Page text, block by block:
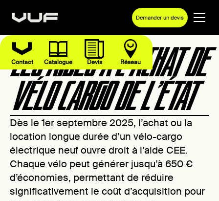
Demander un devis
Contact Catalogue Devis Réseau
LES AIDES À L'ACHAT DE
VÉLO CARGO DE L’ÉTAT
Dès le 1er septembre 2025, l’achat ou la
location longue durée d’un vélo-cargo
électrique neuf ouvre droit à l’aide CEE.
Chaque vélo peut générer jusqu’à 650 €
d’économies, permettant de réduire
significativement le coût d’acquisition pour